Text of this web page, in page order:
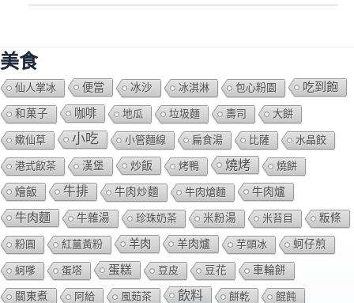
美食
仙人掌冰 便當 冰沙 冰淇淋 包心粉園 吃到飽
和菓子 咖啡 地瓜 垃圾麵 壽司 大餅
嫰仙草 小吃 小管麵線 扁食湯 比薩 水晶餃
港式飲茶 漢堡 炒飯 烤鴨 燒烤 燒餅
燴飯 牛排 牛肉炒麵 牛肉熗麵 牛肉爐
牛肉麵 牛雜湯 珍珠奶茶 米粉湯 米苔目 粄條
粉圓 紅薑黃粉 羊肉 羊肉爐 芋頭冰 蚵仔煎
蚵嗲 蛋塔 蛋糕 豆皮 豆花 車輪餅
關東煮 阿給 風茹茶 飲料 餅乾 餛飩